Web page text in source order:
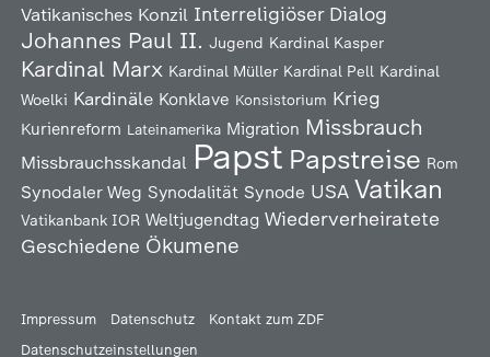
Vatikanisches Konzil Interreligiöser Dialog
Johannes Paul II. Jugend Kardinal Kasper
Kardinal Marx Kardinal Müller Kardinal Pell Kardinal
Woelki Kardinäle Konklave Konsistorium Krieg
Kurienreform Lateinamerika Migration Missbrauch
Missbrauchsskandal Papst Papstreise Rom
Synodaler Weg Synodalität Synode USA Vatikan
Vatikanbank IOR Weltjugendtag Wiederverheiratete
Geschiedene Ökumene
Impressum Datenschutz
Kontakt zum ZDF
Datenschutzeinstellungen